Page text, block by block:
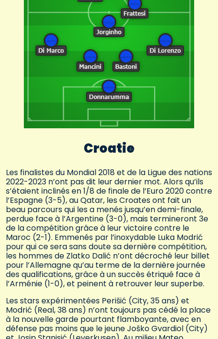
Croatie
Les finalistes du Mondial 2018 et de la Ligue des nations
2022-2023 n’ont pas dit leur dernier mot. Alors qu’ils
s’étaient inclinés en 1/8 de finale de l’Euro 2020 contre
l’Espagne (3-5), au Qatar, les Croates ont fait un
beau parcours qui les a menés jusqu’en demi-finale,
perdue face à l’Argentine (3-0), mais termineront 3e
de la compétition grâce à leur victoire contre le
Maroc (2-1). Emmenés par l’inoxydable Luka Modrić
pour qui ce sera sans doute sa dernière compétition,
les hommes de Zlatko Dalić n’ont décroché leur billet
pour l’Allemagne qu’au terme de la dernière journée
des qualifications, grâce à un succès étriqué face à
l’Arménie (1-0), et peinent à retrouver leur superbe.
Les stars expérimentées Perišić (City, 35 ans) et
Modrić (Real, 38 ans) n’ont toujours pas cédé la place
à la nouvelle garde pourtant flamboyante, avec en
défense pas moins que le jeune Joško Gvardiol (City)